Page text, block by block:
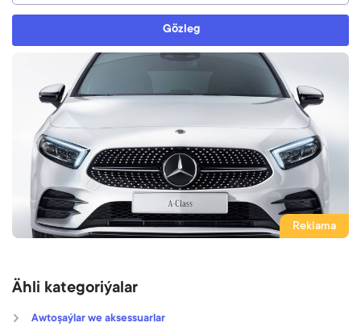
Gözleg
Reklama
Ähli kategoriýalar
Awtoşaýlar we aksessuarlar